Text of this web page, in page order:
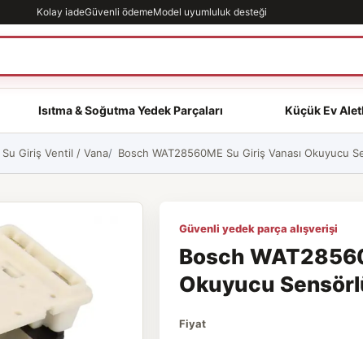
Kolay iadeGüvenli ödemeModel uyumluluk desteği
Isıtma & Soğutma Yedek Parçaları Küçük Ev
Su Giriş Ventil / Vana Bosch WAT28560ME Su Giriş Vanası Okuyucu
Güvenli yedek parça alışverişi
Bosch
Okuyucu
Fiyat